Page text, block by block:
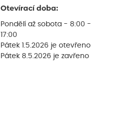
Otevírací doba:
Pondělí až sobota - 8:00 -
17:00
Pátek 1.5.2026 je otevřeno
Pátek 8.5.2026 je zavřeno